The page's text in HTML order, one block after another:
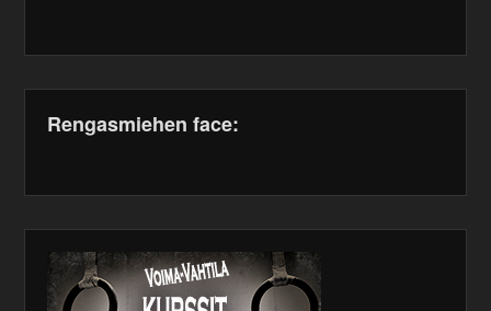
Rengasmiehen face: